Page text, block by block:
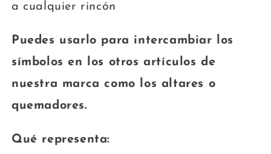
a cualquier rincón
Puedes usarlo para intercambiar los
símbolos en los otros artículos de
nuestra marca como los altares o
quemadores.
Qué representa: